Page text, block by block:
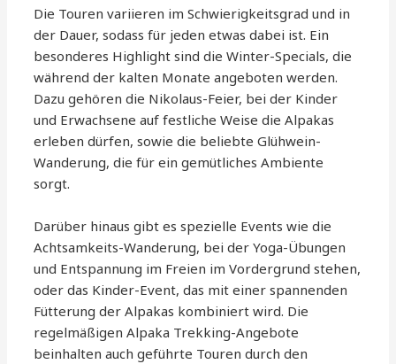
Die Touren variieren im Schwierigkeitsgrad und in
der Dauer, sodass für jeden etwas dabei ist. Ein
besonderes Highlight sind die Winter-Specials, die
während der kalten Monate angeboten werden.
Dazu gehören die Nikolaus-Feier, bei der Kinder
und Erwachsene auf festliche Weise die Alpakas
erleben dürfen, sowie die beliebte Glühwein-
Wanderung, die für ein gemütliches Ambiente
sorgt.
Darüber hinaus gibt es spezielle Events wie die
Achtsamkeits-Wanderung, bei der Yoga-Übungen
und Entspannung im Freien im Vordergrund stehen,
oder das Kinder-Event, das mit einer spannenden
Fütterung der Alpakas kombiniert wird. Die
regelmäßigen Alpaka Trekking-Angebote
beinhalten auch geführte Touren durch den